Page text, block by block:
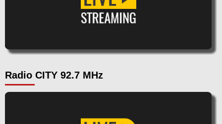
Radio CITY 92.7 MHz